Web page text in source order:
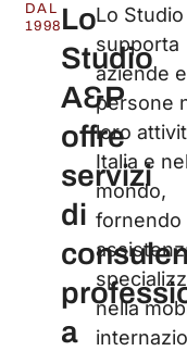
DAL
1998 Lo
Studio
A&P
offre
servizi
di
a
Lo Studio
supporta
aziende e
persone
loro
Italia e nel
mondo,
fornendo
nella